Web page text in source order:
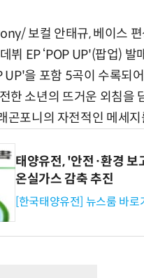
보컬 안태규, 베이스
뷔 EP ‘POP UP'(팝업) 발
UP'을 포함 5곡이 수록되
한 소년의 뜨거운 외침을
곤포니의 자전적인 메세
태양유전, '안전·환경
온실가스 감축 추진
[한국태양유전] 뉴스룸 바로